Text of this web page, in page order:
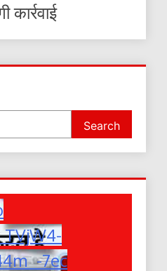
कार्रवाई
Search
7ec